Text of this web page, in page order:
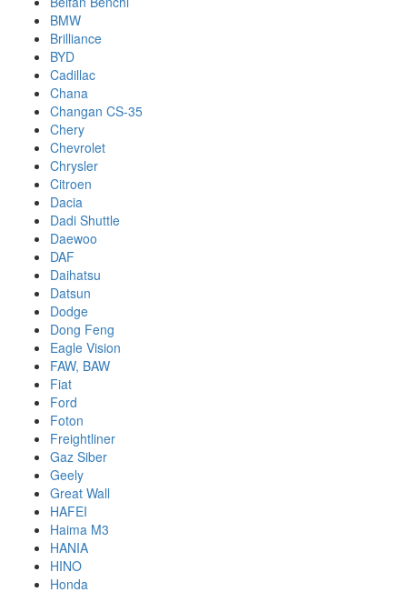
BMW
Brilliance
BYD
Cadillac
Chana
Changan CS-35
Chery
Chevrolet
Chrysler
Citroen
Dacia
Dadi Shuttle
Daewoo
DAF
Daihatsu
Datsun
Dodge
Dong Feng
Eagle Vision
FAW, BAW
Fiat
Ford
Foton
Freightliner
Gaz Siber
Geely
Great Wall
HAFEI
Haima M3
HANIA
HINO
Honda